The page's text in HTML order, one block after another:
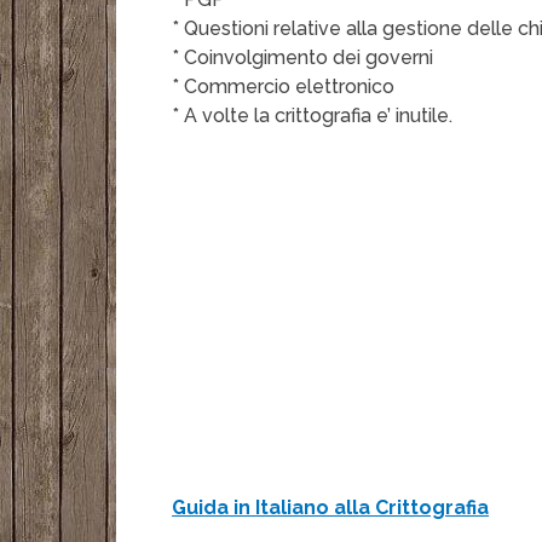
* Questioni relative alla gestione delle
* Coinvolgimento dei governi
* Commercio elettronico
* A volte la crittografia e’ inutile.
Guida in Italiano alla Crittografia